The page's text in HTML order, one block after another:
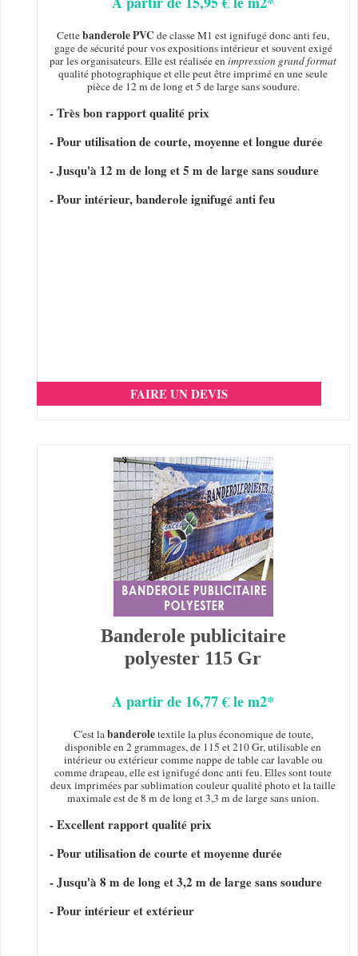
Cettebanderole PVC de classe M1 est ignifugé donc anti feu,
gage de sécurité pour vos expositions intérieur et souvent exigé
par les organisateurs. Elle est réalisée enimpression grand format
qualité photographique et elle peut être imprimé en une seule
pièce de 12 m de long et 5 de large sans soudure.
- Très bon rapport qualité prix
- Pour utilisation de courte, moyenne et longue durée
- Jusqu'à 12 m de long et 5 m de large sans soudure
- Pour intérieur, banderole ignifugé anti feu
FAIRE UN DEVIS
Banderole publicitaire
polyester 115 Gr
A partir de 16,77 € le m2*
C'est labanderoletextile la plus économique de toute,
disponible en 2 grammages, de 115 et 210 Gr, utilisable en
intérieur ou extérieur comme nappe de table car lavable ou
comme drapeau, elle est ignifugé donc anti feu. Elles sont toute
deux imprimées par sublimation couleur qualité photo et la taille
maximale est de 8 m de long et 3,3 m de large sans union.
- Excellent rapport qualité prix
- Pour utilisation de courte et moyenne durée
- Jusqu'à 8 m de long et 3,2 m de large sans soudure
- Pour intérieur et extérieur